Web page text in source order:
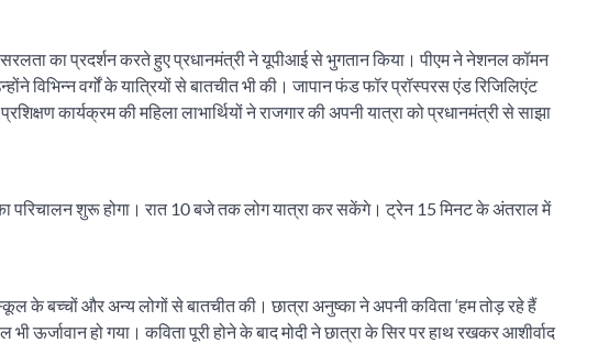
का प्रदर्शन करते हुए प्रधानमंत्री ने यूपीआई से भुगतान किया। पीएम ने नेशनल कॉमन
विभिन्न वर्गों के यात्रियों से बातचीत भी की। जापान फंड फॉर प्रॉस्परस एंड रिजिलिएंट
कार्यक्रम की महिला लाभार्थियों ने राजगार की अपनी यात्रा को प्रधानमंत्री से साझा
शुरू होगा। रात 10 बजे तक लोग यात्रा कर सकेंगे। ट्रेन 15 मिनट के अंतराल में
के बच्चों और अन्य लोगों से बातचीत की। छात्रा अनुष्का ने अपनी कविता ‘हम तोड़ रहे हैं
हो गया। कविता पूरी होने के बाद मोदी ने छात्रा के सिर पर हाथ रखकर आशीर्वाद